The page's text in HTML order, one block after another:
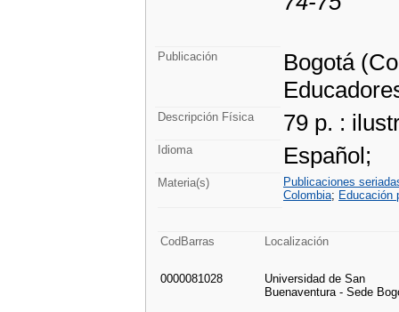
Publicación
Bogotá
Descripción Física 79 p. :
Idioma Español;
Materia(s)
Publicaciones
Colombia; Educación
CodBarras Localización
0000081028
Universidad de San
Buenaventura - Sede